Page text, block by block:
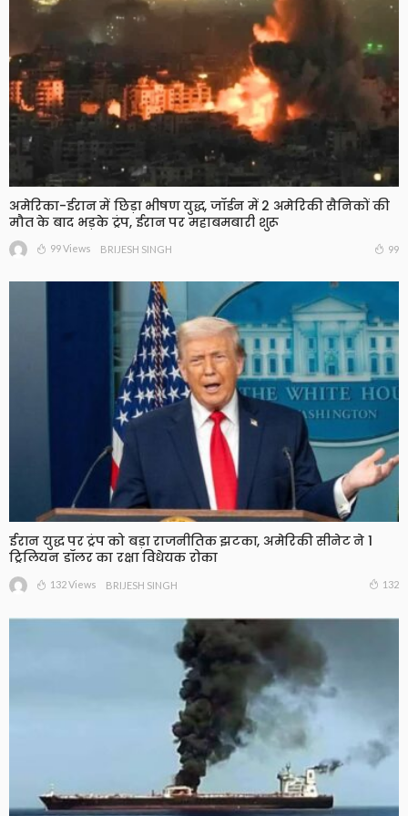
अमेरिका-ईरान में छिड़ा भीषण युद्ध, जॉर्डन में 2 अमेरिकी सैनिकों की
मौत के बाद भड़के ट्रंप, ईरान पर महाबमबारी शुरू
99 Views BRIJESH SINGH 99
ईरान युद्ध पर ट्रंप को बड़ा राजनीतिक झटका, अमेरिकी सीनेट ने 1
ट्रिलियन डॉलर का रक्षा विधेयक रोका
132 Views BRIJESH SINGH 132